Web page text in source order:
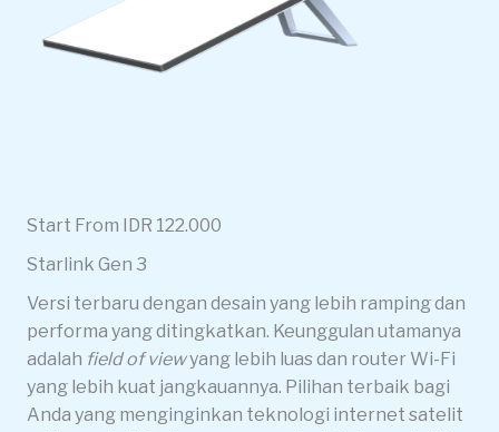
Start From IDR 122.000
Starlink Gen 3
Versi terbaru dengan desain yang lebih ramping dan
performa yang ditingkatkan. Keunggulan utamanya
adalah field of viewyang lebih luas dan router Wi-Fi
yang lebih kuat jangkauannya. Pilihan terbaik bagi
Anda yang menginginkan teknologi internet satelit